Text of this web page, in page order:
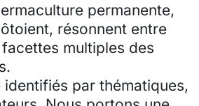
permanente,
résonnent entre
multiples des
par thématiques,